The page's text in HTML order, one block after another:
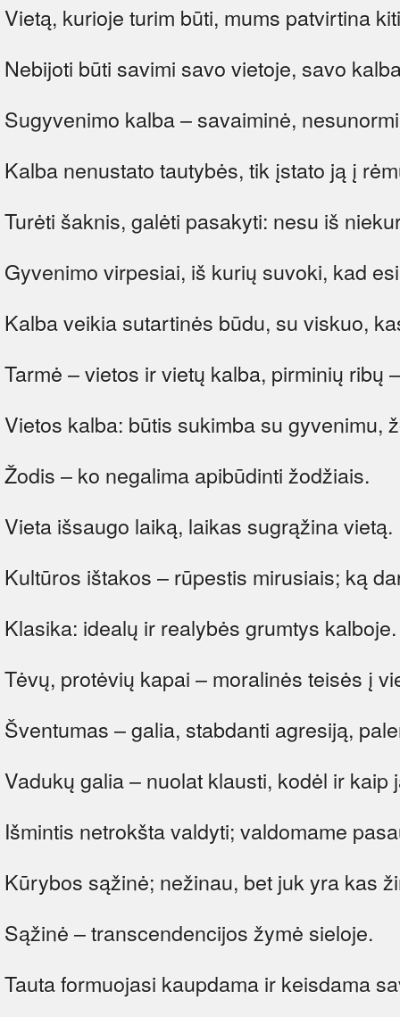
Vietą, kurioje turim būti, mums patvirtina
Nebijoti būti savimi savo vietoje, savo
Sugyvenimo kalba – savaiminė,
Kalba nenustato tautybės, tik įstato ją į
Turėti šaknis, galėti pasakyti: nesu iš
Gyvenimo virpesiai, iš kurių suvoki, kad
Kalba veikia sutartinės būdu, su viskuo,
Tarmė – vietos ir vietų kalba, pirminių ribų
Vietos kalba: būtis sukimba su gyvenimu,
Žodis – ko negalima apibūdinti žodžiais.
Vieta išsaugo laiką, laikas sugrąžina vietą.
Kultūros ištakos – rūpestis mirusiais; ką
Klasika: idealų ir realybės grumtys kalboje.
Tėvų, protėvių kapai – moralinės teisės į
Šventumas – galia, stabdanti agresiją,
Vadukų galia – nuolat klausti, kodėl ir kaip
Išmintis netrokšta valdyti; valdomame
Kūrybos sąžinė; nežinau, bet juk yra kas
Sąžinė – transcendencijos žymė sieloje.
Tauta formuojasi kaupdama ir keisdama